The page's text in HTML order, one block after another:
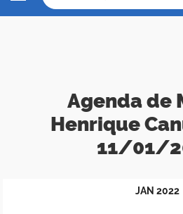
Agenda de
Henrique
11/01/
JAN 2022